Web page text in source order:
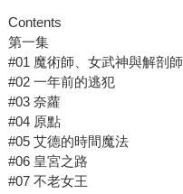
Contents
第一集
#01 魔術師、女武神與解剖師
#02 一年前的逃犯
#03 奈蘿
#04 原點
#05 艾德的時間魔法
#06 皇宮之路
#07 不老女王